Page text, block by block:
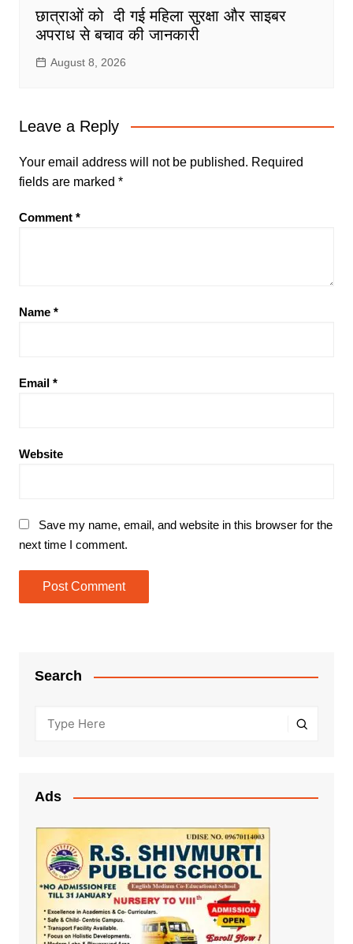
छात्राओं को दी गई महिला सुरक्षा और साइबर
अपराध से बचाव की जानकारी
August 8, 2026
Leave a Reply
Your email address will not be published. Required
fields are marked *
Comment *
Name *
Email *
Website
Save my name, email, and website in this browser for the
next time I comment.
Search
Ads